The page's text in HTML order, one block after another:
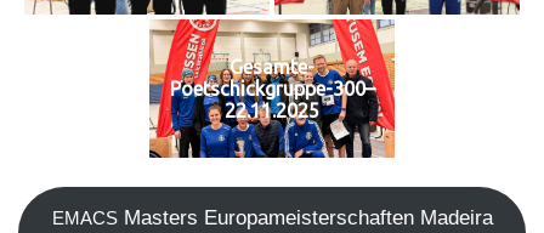
Gesamte-
Poetschickgruppe-300–
22.11.2025
EMACSMas­ters Euro­pa­meis­ter­schaf­ten Madei­ra